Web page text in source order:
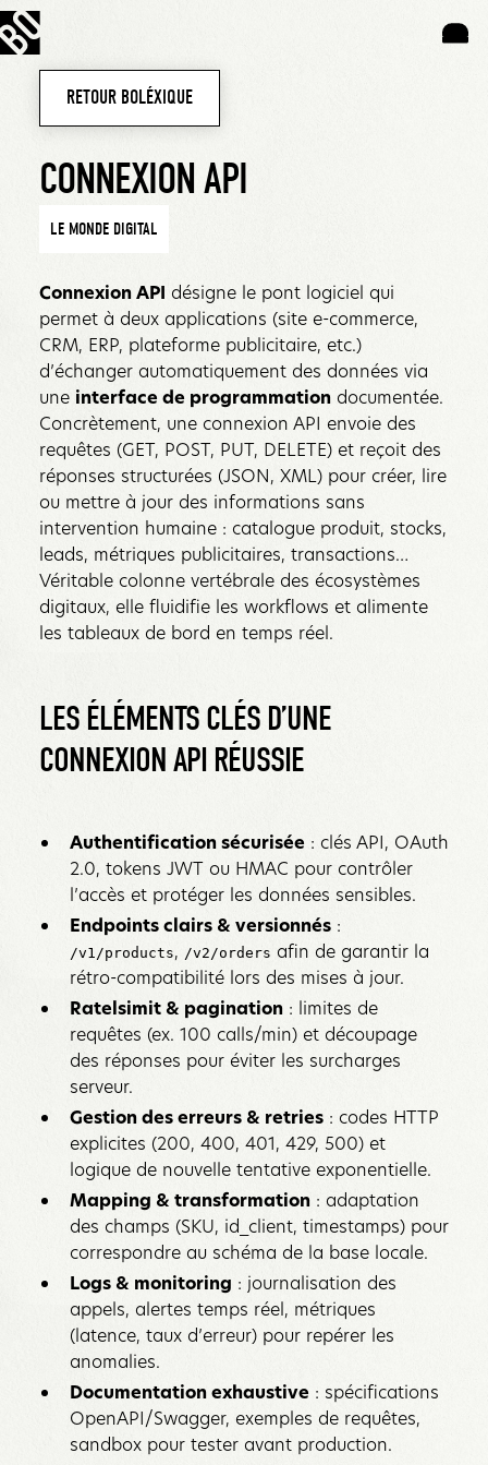
RETOUR BOLÉXIQUE
CONNEXION API
LE MONDE DIGITAL
Connexion API désigne le pont logiciel qui
permet à deux applications (site e-commerce,
CRM, ERP, plateforme publicitaire, etc.)
d’échanger automatiquement des données via
une interface de programmation documentée.
Concrètement, une connexion API envoie des
requêtes (GET, POST, PUT, DELETE) et reçoit des
réponses structurées (JSON, XML) pour créer, lire
ou mettre à jour des informations sans
intervention humaine : catalogue produit, stocks,
leads, métriques publicitaires, transactions…
Véritable colonne vertébrale des écosystèmes
digitaux, elle fluidifie les workflows et alimente
les tableaux de bord en temps réel.‍
LES ÉLÉMENTS CLÉS D’UNE
CONNEXION API RÉUSSIE‍
Authentification sécurisée : clés API, OAuth
2.0, tokens JWT ou HMAC pour contrôler
l’accès et protéger les données sensibles.
Endpoints clairs & versionnés :
/v1/products, /v2/orders afin de garantir la
rétro-compatibilité lors des mises à jour.
Ratelsimit & pagination : limites de
requêtes (ex. 100 calls/min) et découpage
des réponses pour éviter les surcharges
serveur.
Gestion des erreurs & retries : codes HTTP
explicites (200, 400, 401, 429, 500) et
logique de nouvelle tentative exponentielle.
Mapping & transformation : adaptation
des champs (SKU, id_client, timestamps) pour
correspondre au schéma de la base locale.
Logs & monitoring : journalisation des
appels, alertes temps réel, métriques
(latence, taux d’erreur) pour repérer les
anomalies.
Documentation exhaustive : spécifications
OpenAPI/Swagger, exemples de requêtes,
sandbox pour tester avant production.‍